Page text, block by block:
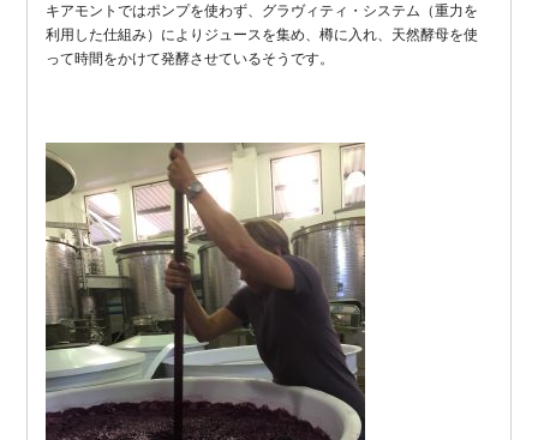
キアモントではポンプを使わず、グラヴィティ・システム（重力を
利用した仕組み）によりジュースを集め、樽に入れ、天然酵母を使
って時間をかけて発酵させているそうです。